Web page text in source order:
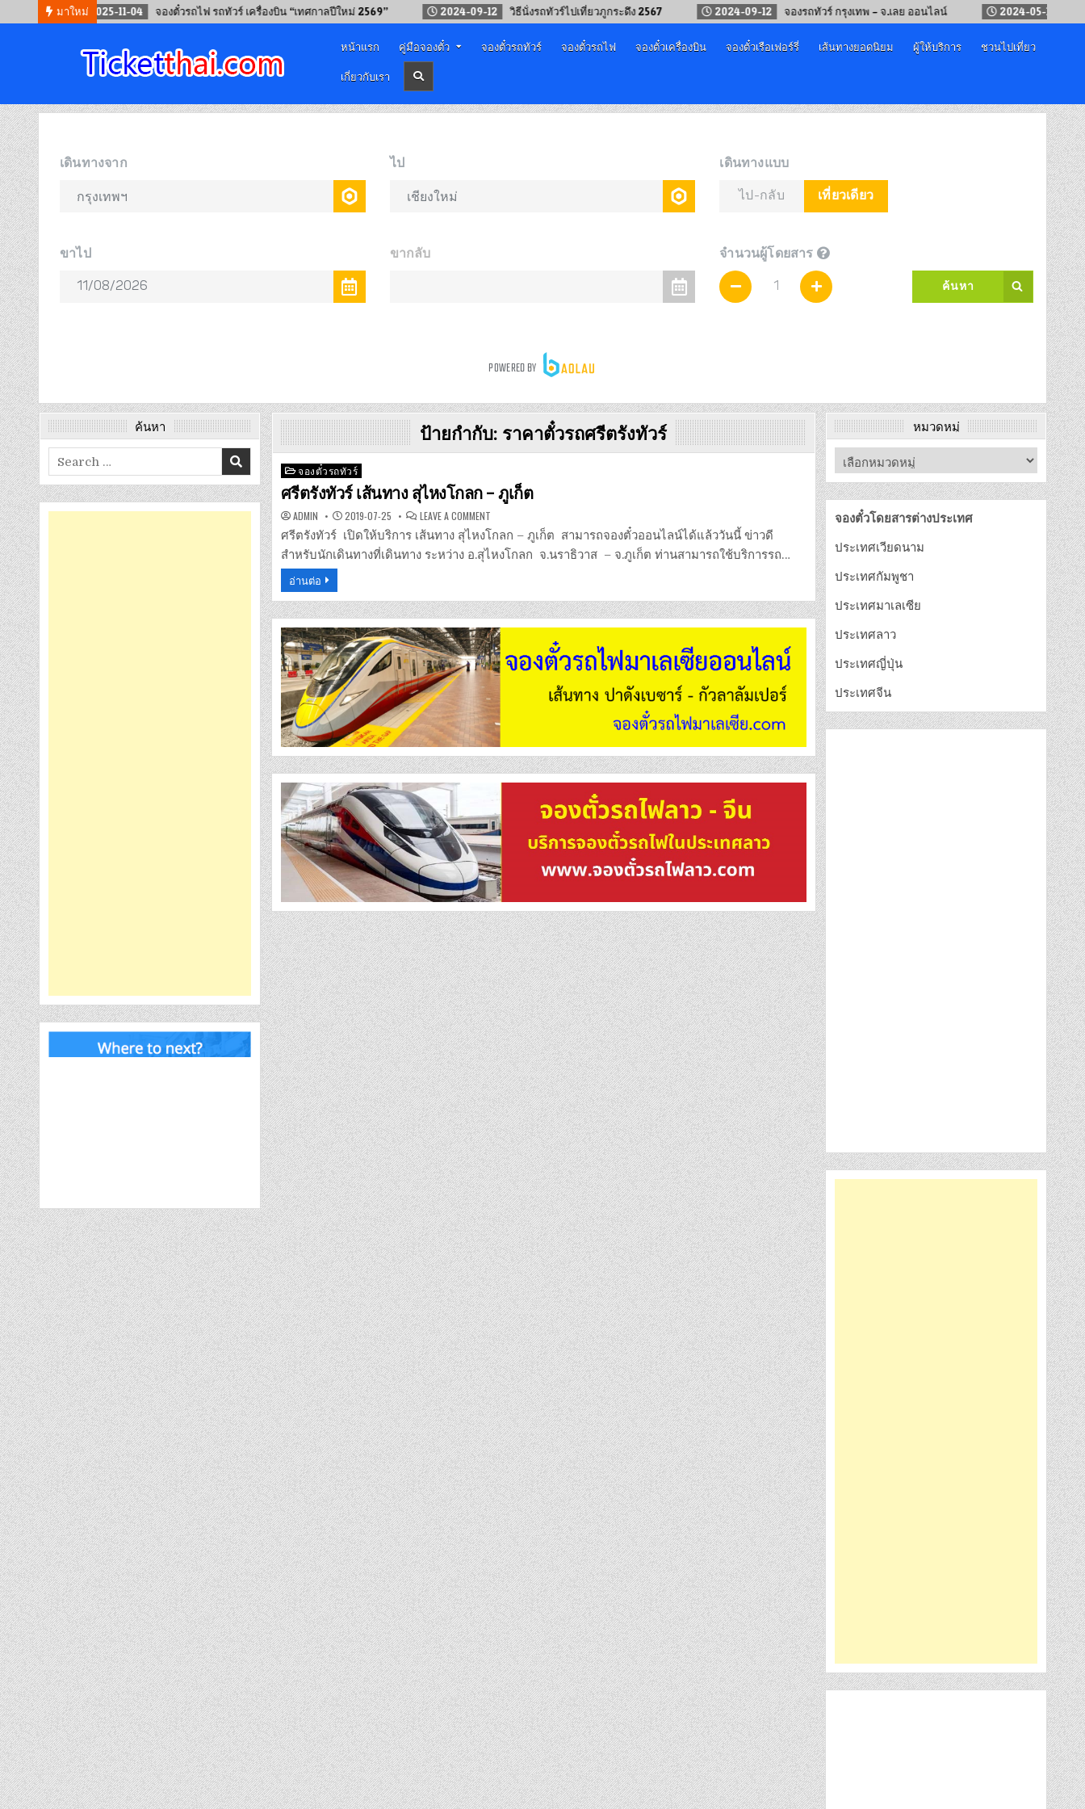
มาใหม่
2025-11-04 จองตั๋วรถไฟ รถทัวร์ เครื่องบิน “เทศกาลปีใหม่ 2569” 2024-09-12 วิธีนั่งรถทัวร์ไปเที่ยวภูกระดึง 2567 2024-09-12 จองรถทัวร์ กรุงเทพ – จ.เลย ออนไลน์ 2024-05-19 จองตั๋วรถ
จองตั๋วออนไลน์
หน้าแรก คู่มือจองตั๋ว จองตั๋วรถทัวร์ จองตั๋วรถไฟ จองตั๋วเครื่องบิน จองตั๋วเรือเฟอร์รี่ เส้นทางยอดนิยม ผู้ให้บริการ
ชวนไปเที่ยว
เกี่ยวกับเรา
ป้ายกำกับ: ราคาตั๋วรถศรีตรังทัวร์
Posted
in
จองตั๋วรถทัวร์
ศรีตรังทัวร์ เส้นทาง สุไหงโกลก – ภูเก็ต
ADMIN 2019-07-25 LEAVE A COMMENTON
ทัวร์
เส้น
ทาง
สุไหงโกลก
ศรีตรังทัวร์ เปิดให้บริการ เส้นทาง สุไหงโกลก – ภูเก็ต สามารถจองตั๋วออนไลน์ได้แล้ววันนี้ ข่าวดี
สำหรับนักเดินทางที่เดินทาง ระหว่าง อ.สุไหงโกลก จ.นราธิวาส – จ.ภูเก็ต ท่านสามารถใช้บริการรถ…
อ่านต่อ
ค้นหา
Search
for:
หมวดหมู่
จองตั๋วโดยสารต่างประเทศ
ประเทศเวียดนาม
ประเทศกัมพูชา
ประเทศมาเลเซีย
ประเทศลาว
ประเทศญี่ปุ่น
ประเทศจีน